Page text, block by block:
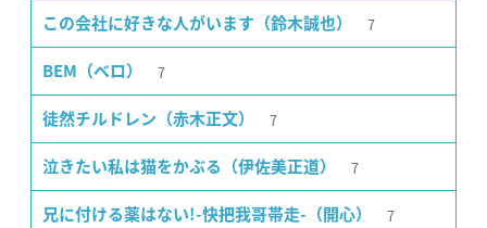
この会社に好きな人がいます（鈴木誠也） 7
BEM（ベロ） 7
徒然チルドレン（赤木正文） 7
泣きたい私は猫をかぶる（伊佐美正道） 7
兄に付ける薬はない!-快把我哥帯走-（開心） 7